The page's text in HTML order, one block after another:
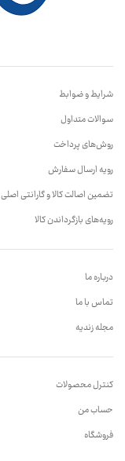
شرایط و ضوابط
سوالات متداول
روش‌های پرداخت
رویه ارسال سفارش
تضمین اصالت کالا و گارانتی اصلی
رویه‌های بازگرداندن کالا
درباره ما
تماس با ما
مجله زندیه
کنترل محصولات
حساب من
فروشگاه